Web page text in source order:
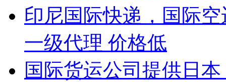
印尼国际快递，国际
一级代理 价格低
国际货运公司提供日